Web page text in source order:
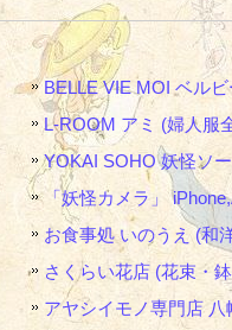
BELLE VIE MOI ベル
L-ROOM アミ (婦人服
YOKAI SOHO 妖怪ソ
「妖怪カメラ」
お食事処 いのうえ (和
さくらい花店 (花束・
アヤシイモノ専門店